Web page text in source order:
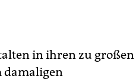
in ihren zu großen
damaligen